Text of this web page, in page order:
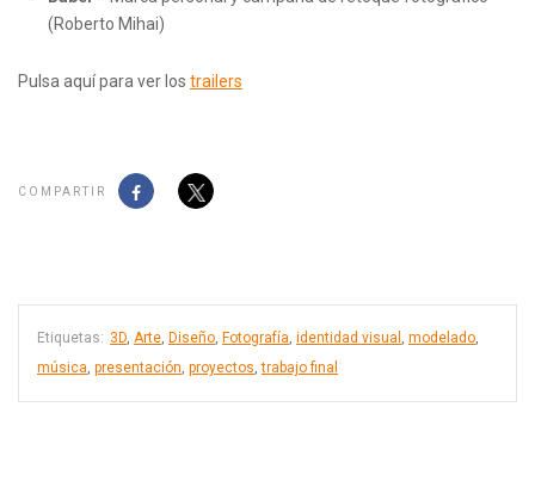
(Roberto Mihai)
Pulsa aquí para ver los trailers
COMPARTIR
Etiquetas: 3D, Arte, Diseño, Fotografía, identidad visual , modelado,
música, presentación, proyectos,trabajo final